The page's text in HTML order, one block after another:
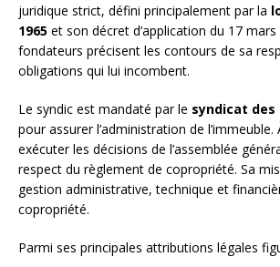
juridique strict, défini principalement par la
1965 et son décret d’application du 17
fondateurs précisent les contours de sa
obligations qui lui incombent.
Le syndic est mandaté par le syndicat
pour assurer l’administration de
exécuter les décisions de l’assemblée
respect du règlement de copropriété. Sa
gestion administrative, technique et
copropriété.
Parmi ses principales attributions légales